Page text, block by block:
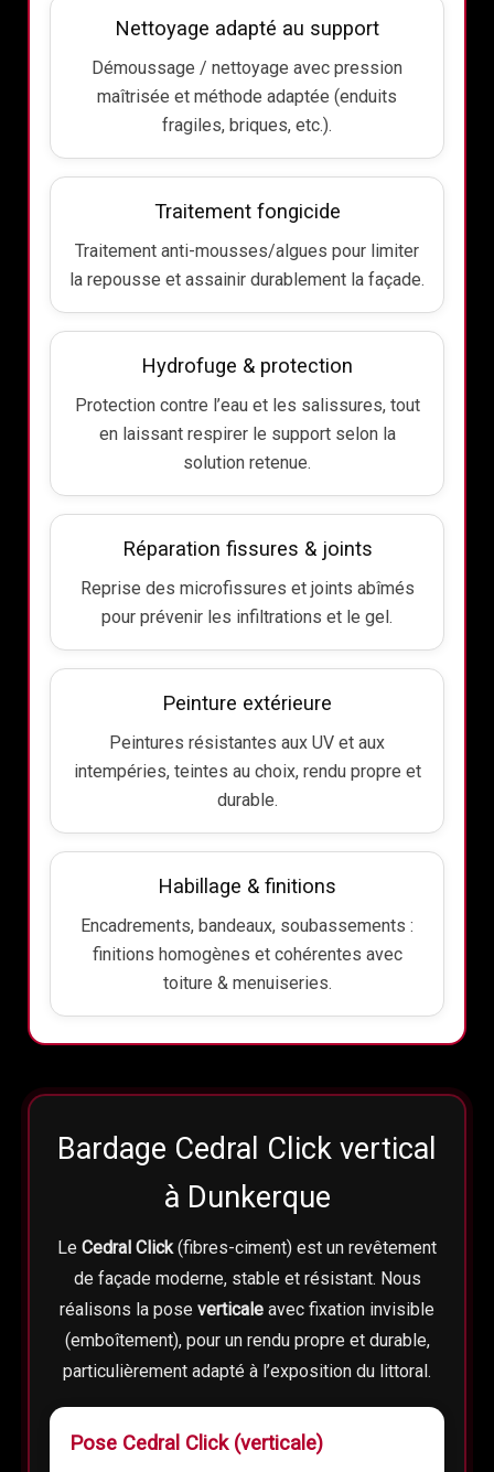
Nettoyage adapté au support
Démoussage / nettoyage avec pression
maîtrisée et méthode adaptée (enduits
fragiles, briques, etc.).
Traitement fongicide
Traitement anti-mousses/algues pour limiter
la repousse et assainir durablement la façade.
Hydrofuge & protection
Protection contre l’eau et les salissures, tout
en laissant respirer le support selon la
solution retenue.
Réparation fissures & joints
Reprise des microfissures et joints abîmés
pour prévenir les infiltrations et le gel.
Peinture extérieure
Peintures résistantes aux UV et aux
intempéries, teintes au choix, rendu propre et
durable.
Habillage & finitions
Encadrements, bandeaux, soubassements :
finitions homogènes et cohérentes avec
toiture & menuiseries.
Bardage Cedral Click vertical
à Dunkerque
Le Cedral Click(fibres-ciment) est un revêtement
de façade moderne, stable et résistant. Nous
réalisons la pose verticale avec fixation invisible
(emboîtement), pour un rendu propre et durable,
particulièrement adapté à l’exposition du littoral.
Pose Cedral Click (verticale)